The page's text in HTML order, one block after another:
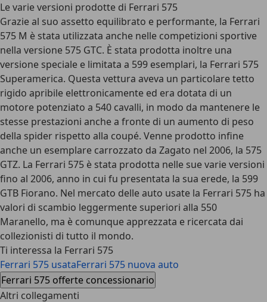
Le varie versioni prodotte di Ferrari 575
Grazie al suo assetto equilibrato e performante, la Ferrari
575 M è stata utilizzata anche nelle competizioni sportive
nella versione 575 GTC. È stata prodotta inoltre una
versione speciale e limitata a 599 esemplari, la Ferrari 575
Superamerica. Questa vettura aveva un particolare tetto
rigido apribile elettronicamente ed era dotata di un
motore potenziato a 540 cavalli, in modo da mantenere le
stesse prestazioni anche a fronte di un aumento di peso
della spider rispetto alla coupé. Venne prodotto infine
anche un esemplare carrozzato da Zagato nel 2006, la 575
GTZ. La Ferrari 575 è stata prodotta nelle sue varie versioni
fino al 2006, anno in cui fu presentata la sua erede, la 599
GTB Fiorano. Nel mercato delle auto usate la Ferrari 575 ha
valori di scambio leggermente superiori alla 550
Maranello, ma è comunque apprezzata e ricercata dai
collezionisti di tutto il mondo.
Ti interessa la Ferrari 575
Ferrari 575 usataFerrari 575 nuova auto
Ferrari 575 offerte concessionario
Altri collegamenti